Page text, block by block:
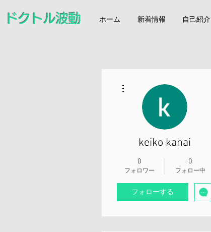
ドクトル波動 ホーム 新着情報 自己紹介
keiko kanai
0
フォロワー
0
フォロー中
フォローする